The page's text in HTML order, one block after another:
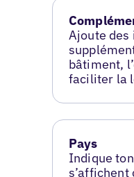
Ajoute
bâtiment,
faciliter la
Pays
Indique